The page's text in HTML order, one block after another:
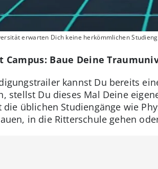
erwarten Dich keine herkömmlichen
Campus: Baue Deine
kannst Du bereits
stellst Du dieses Mal Deine
die üblichen Studiengänge wie
in die Ritterschule gehen